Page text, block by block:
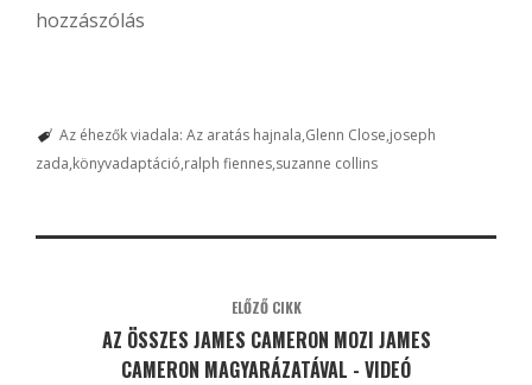
hozzászólás
Az éhezők viadala: Az aratás hajnala Glenn Close joseph
zada könyvadaptáció ralph fiennes suzanne collins
ELŐZŐ CIKK
AZ ÖSSZES JAMES CAMERON MOZI JAMES
CAMERON MAGYARÁZATÁVAL - VIDEÓ